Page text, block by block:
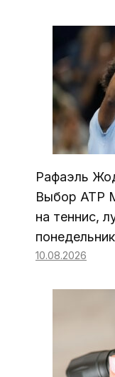
Рафаэль
Выбор ATP
на теннис,
понедельник
10.08.2026